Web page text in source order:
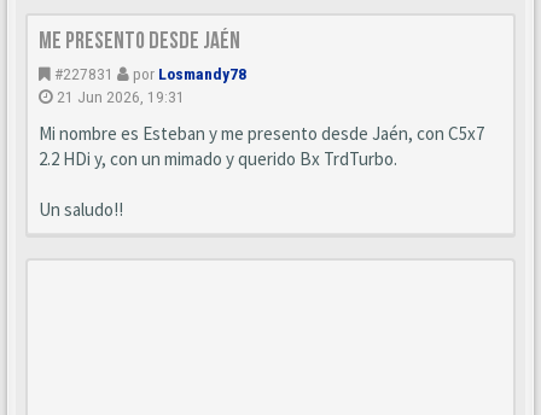
Me presento desde Jaén
#227831 por Losmandy78
21 Jun 2026, 19:31
Mi nombre es Esteban y me presento desde Jaén, con C5x7
2.2 HDi y, con un mimado y querido Bx TrdTurbo.
Un saludo!!